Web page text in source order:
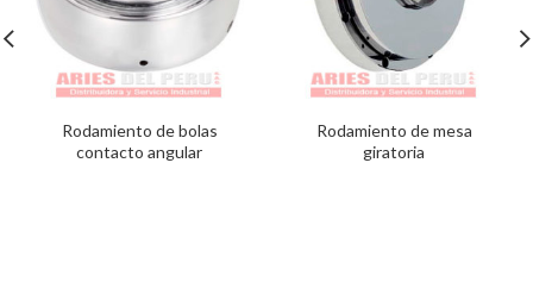
Rodamiento de bolas
contacto angular
Rodamiento de mesa
giratoria